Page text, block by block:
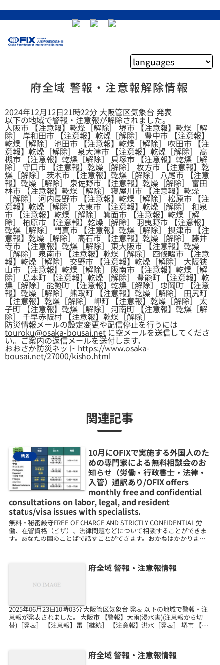
府全域 警報・注意報解除情報
2024年12月12日21時22分 大阪管区気象台 発表
以下の地域で警報・注意報が解除されました。
大阪市 【注意報】乾燥［解除］ 堺市 【注意報】乾燥［解
除］ 岸和田市 【注意報】乾燥［解除］ 豊中市 【注意報】
乾燥［解除］ 池田市 【注意報】乾燥［解除］ 吹田市 【注
意報】乾燥［解除］ 泉大津市 【注意報】乾燥［解除］ 高
槻市 【注意報】乾燥［解除］ 貝塚市 【注意報】乾燥［解
除］ 守口市 【注意報】乾燥［解除］ 枚方市 【注意報】乾
燥［解除］ 茨木市 【注意報】乾燥［解除］ 八尾市 【注意
報】乾燥［解除］ 泉佐野市 【注意報】乾燥［解除］ 富田
林市 【注意報】乾燥［解除］ 寝屋川市 【注意報】乾燥
［解除］ 河内長野市 【注意報】乾燥［解除］ 松原市 【注
意報】乾燥［解除］ 大東市 【注意報】乾燥［解除］ 和泉
市 【注意報】乾燥［解除］ 箕面市 【注意報】乾燥［解
除］ 柏原市 【注意報】乾燥［解除］ 羽曳野市 【注意報】
乾燥［解除］ 門真市 【注意報】乾燥［解除］ 摂津市 【注
意報】乾燥［解除］ 高石市 【注意報】乾燥［解除］ 藤井
寺市 【注意報】乾燥［解除］ 東大阪市 【注意報】乾燥
［解除］ 泉南市 【注意報】乾燥［解除］ 四條畷市 【注意
報】乾燥［解除］ 交野市 【注意報】乾燥［解除］ 大阪狭
山市 【注意報】乾燥［解除］ 阪南市 【注意報】乾燥［解
除］ 島本町 【注意報】乾燥［解除］ 豊能町 【注意報】乾
燥［解除］ 能勢町 【注意報】乾燥［解除］ 忠岡町 【注意
報】乾燥［解除］ 熊取町 【注意報】乾燥［解除］ 田尻町
【注意報】乾燥［解除］ 岬町 【注意報】乾燥［解除］ 太
子町 【注意報】乾燥［解除］ 河南町 【注意報】乾燥［解
除］ 千早赤阪村 【注意報】乾燥［解除］
防災情報メールの設定変更や配信停止を行うには
touroku@osaka-bousai.netに空メールを送信してくださ
い。ご案内の返信メールを送付します。
おおさか防災ネット https://www.osaka-
bousai.net/27000/kisho.html
関連記事
新着
10月にOFIXで実施する外国人のた
めの専門家による無料相談会のお
知らせ（労働・行政書士・法律・
入管）通訳あり/OFIX offers
monthly free and confidential
consultations on labor, legal, and resident
status/visa issues with specialists.
無料・秘密厳守FREE OF CHARGE AND STRICTLY CONFIDENTIAL 労
働、在留資格（ビザ）、法律問題などについて相談することができま
す。あなたの国のことばで話すことができます。おかねはかかりませ
府全域 警報・注意報情報
2025年06月23日10時03分 大阪管区気象台 発表 以下の地域で警報・注
意報が発表されました。 大阪市 【警報】大雨(浸水害)(注意報から切
替)［発表］ 【注意報】雷［継続］ 【注意報】洪水［発表］ 堺市 【警
府全域 警報・注意報情報